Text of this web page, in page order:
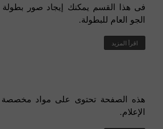
الجو العام للبطولة.
اقرأ المزيد
هذه الصفحة تحتوى على مواد مخصصة
الإعلام.